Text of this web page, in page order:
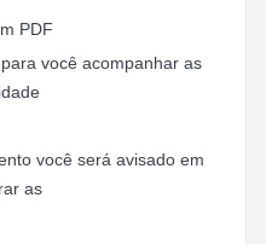
PDF
você acompanhar as
você será avisado em
as